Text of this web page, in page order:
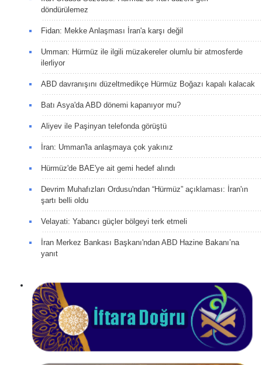
döndürülemez
Fidan: Mekke Anlaşması İran'a karşı değil
Umman: Hürmüz ile ilgili müzakereler olumlu bir atmosferde
ilerliyor
ABD davranışını düzeltmedikçe Hürmüz Boğazı kapalı kalacak
Batı Asya'da ABD dönemi kapanıyor mu?
Aliyev ile Paşinyan telefonda görüştü
İran: Umman'la anlaşmaya çok yakınız
Hürmüz'de BAE'ye ait gemi hedef alındı
Devrim Muhafızları Ordusu'ndan “Hürmüz” açıklaması: İran'ın
şartı belli oldu
Velayati: Yabancı güçler bölgeyi terk etmeli
İran Merkez Bankası Başkanı'ndan ABD Hazine Bakanı’na
yanıt